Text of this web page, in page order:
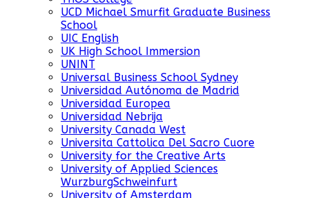
UCD Michael Smurfit Graduate Business
School
UIC English
UK High School Immersion
UNINT
Universal Business School Sydney
Universidad Autónoma de Madrid
Universidad Europea
Universidad Nebrija
University Canada West
Universita Cattolica Del Sacro Cuore
University for the Creative Arts
University of Applied Sciences
WurzburgSchweinfurt
University of Amsterdam